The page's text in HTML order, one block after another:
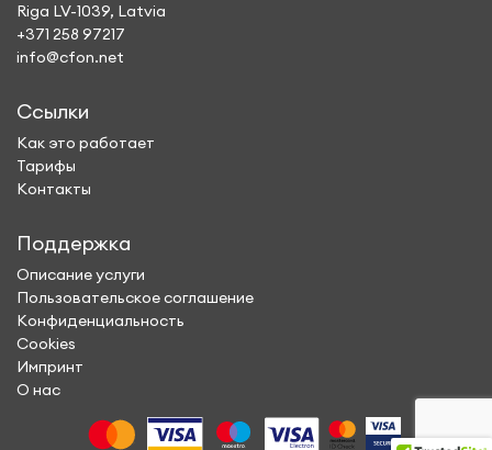
Riga LV-1039, Latvia
+371 258 97217
info@cfon.net
Ссылки
Как это работает
Тарифы
Контакты
Поддержка
Описание услуги
Пользовательское соглашение
Конфиденциальность
Cookies
Импринт
О нас